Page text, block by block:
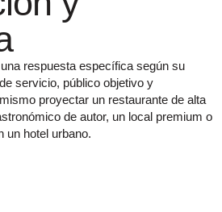
respuesta específica según su
servicio, público objetivo y
proyectar un restaurante de alta
de autor, un local premium o
un hotel urbano.